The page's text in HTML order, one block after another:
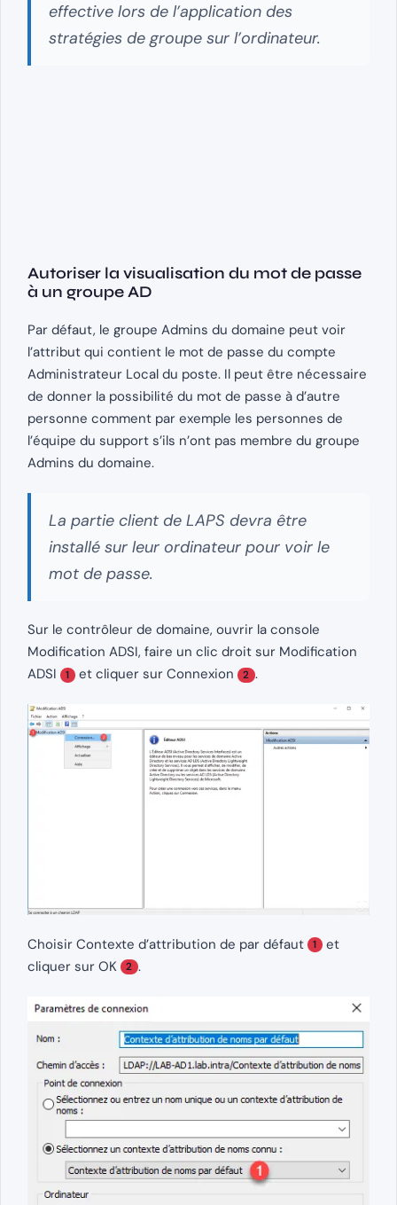
effective lors de l’application des
stratégies de groupe sur l’ordinateur.
Autoriser la visualisation du mot de passe
à un groupe AD
Par défaut, le groupe Admins du domaine peut voir
l’attribut qui contient le mot de passe du compte
Administrateur Local du poste. Il peut être nécessaire
de donner la possibilité du mot de passe à d’autre
personne comment par exemple les personnes de
l’équipe du support s’ils n’ont pas membre du groupe
Admins du domaine.
La partie client de LAPS devra être
installé sur leur ordinateur pour voir le
mot de passe.
Sur le contrôleur de domaine, ouvrir la console
Modification ADSI, faire un clic droit sur Modification
ADSI
1 et cliquer sur Connexion 2 .
Choisir Contexte d’attribution de par défaut 1 et
cliquer sur OK
2 .